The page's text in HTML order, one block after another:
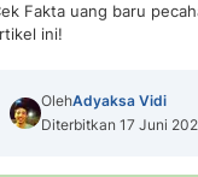
Fakta uang baru
ini!
OlehAdyaksa Vidi
Diterbitkan 17 Juni